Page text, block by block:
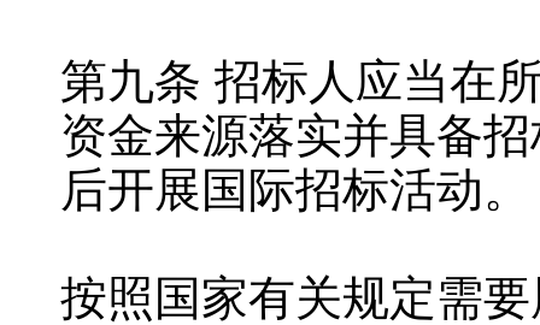
第九条 招标人应当在
资金来源落实并具备
后开展国际招标活动。
按照国家有关规定需